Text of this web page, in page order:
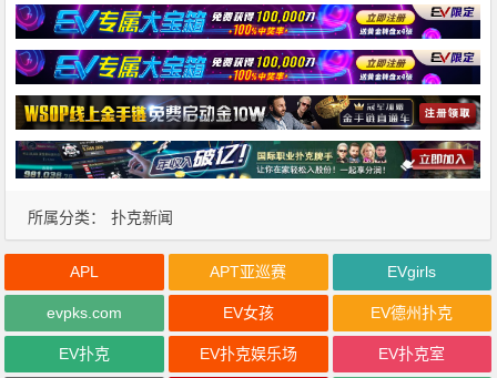
所属分类： 扑克新闻
APL APT亚巡赛 EVgirls
evpks.com EV女孩 EV德州扑克
EV扑克 EV扑克娱乐场 EV扑克室